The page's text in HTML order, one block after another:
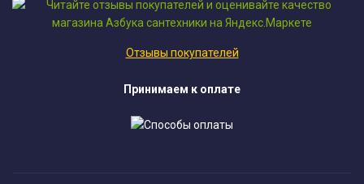
Отзывы покупателей
Принимаем к оплате